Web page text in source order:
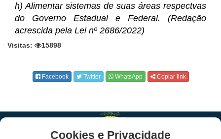
h) Alimentar sistemas de suas áreas respectvas
do Governo Estadual e Federal. (Redação
acrescida pela Lei nº 2686/2022)
Visitas: 15898
Facebook Twitter WhatsApp Copiar link
Cookies e Privacidade